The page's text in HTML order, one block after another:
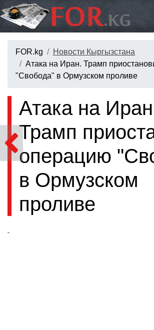
FOR.kg
Новости Кыргызстана
Атака на Иран. Трамп
"Свобода" в Ормузском проливе
Атака на
Трамп
операцию
в Ормузском
проливе